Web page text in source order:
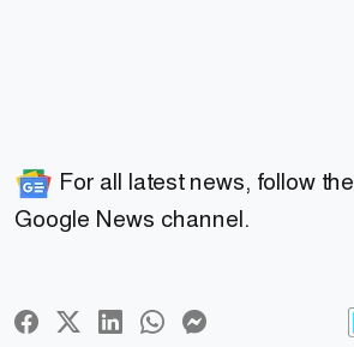
For all latest news, follow the
Google News channel.